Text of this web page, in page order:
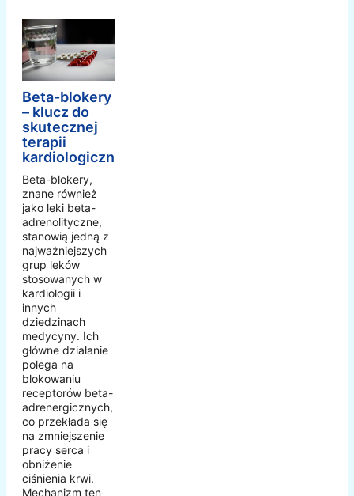
Beta-blokery
– klucz do
skutecznej
terapii
kardiologicznej
Beta-blokery,
znane również
jako leki beta-
adrenolityczne,
stanowią jedną z
najważniejszych
grup leków
stosowanych w
kardiologii i
innych
dziedzinach
medycyny. Ich
główne działanie
polega na
blokowaniu
receptorów beta-
adrenergicznych,
co przekłada się
na zmniejszenie
pracy serca i
obniżenie
ciśnienia krwi.
Mechanizm ten